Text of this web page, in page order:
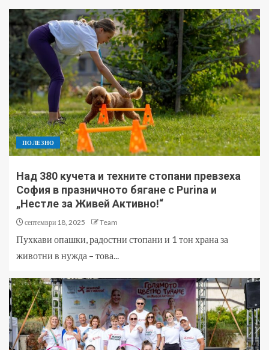
ПОЛЕЗНО
Над 380 кучета и техните стопани превзеха
София в празничното бягане с Purina и
„Нестле за Живей Активно!“
септември 18, 2025 Team
Пухкави опашки, радостни стопани и 1 тон храна за
животни в нужда – това...